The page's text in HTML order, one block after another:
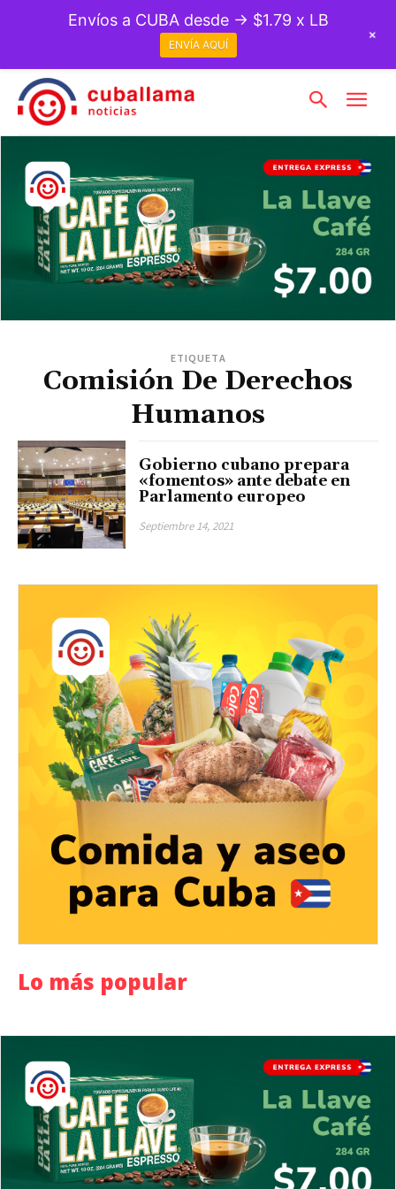
ETIQUETA
Comisión De Derechos
Humanos
Gobierno cubano prepara
«fomentos» ante debate en
Parlamento europeo
Septiembre 14, 2021
Lo más popular
Envíos a CUBA desde → $1.79 x LB
ENVÍA AQUÍ
+